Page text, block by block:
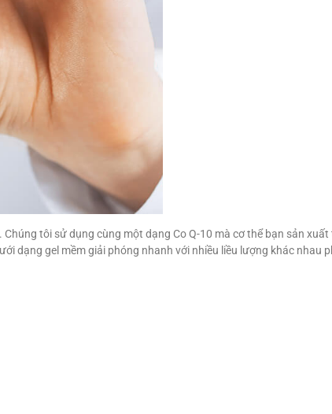
tôi sử dụng cùng một dạng Co Q-10 mà cơ thể bạn sản
dạng gel mềm giải phóng nhanh với nhiều liều lượng khác nhau